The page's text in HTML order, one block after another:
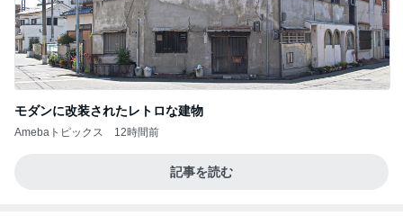
モダンに改装されたレトロな建物
Amebaトピックス 12時間前
記事を読む